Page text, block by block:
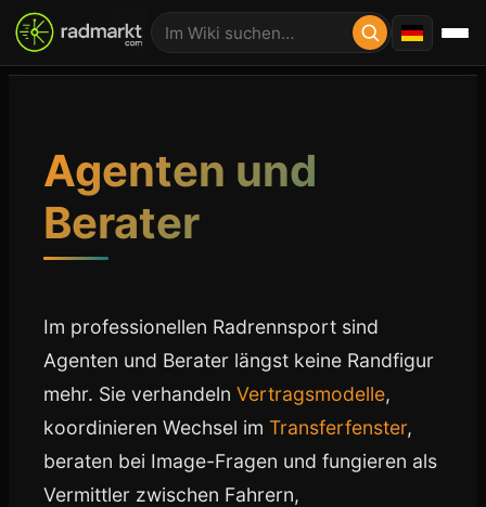
Agenten und
Berater
Im professionellen Radrennsport sind
Agenten und Berater längst keine Randfigur
mehr. Sie verhandeln Vertragsmodelle,
koordinieren Wechsel im Transferfenster,
beraten bei Image-Fragen und fungieren als
Vermittler zwischen Fahrern,